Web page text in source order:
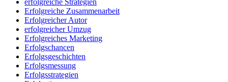
erfolgreiche Strategien
Erfolgreiche Zusammenarbeit
Erfolgreicher Autor
erfolgreicher Umzug
Erfolgreiches Marketing
Erfolgschancen
Erfolgsgeschichten
Erfolgsmessung
Erfolgsstrategien